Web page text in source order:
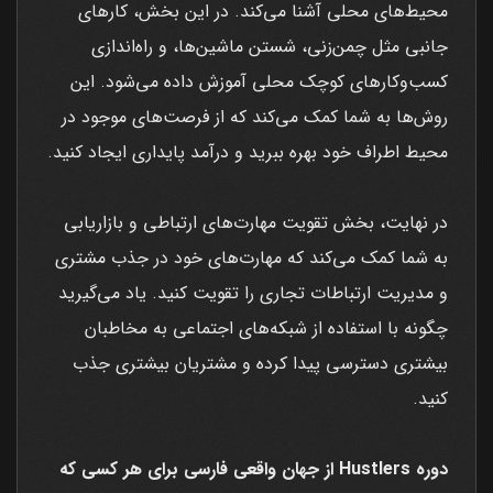
محیط‌های محلی آشنا می‌کند. در این بخش، کارهای
جانبی مثل چمن‌زنی، شستن ماشین‌ها، و راه‌اندازی
کسب‌وکارهای کوچک محلی آموزش داده می‌شود. این
روش‌ها به شما کمک می‌کند که از فرصت‌های موجود در
محیط اطراف خود بهره ببرید و درآمد پایداری ایجاد کنید.
در نهایت، بخش تقویت مهارت‌های ارتباطی و بازاریابی
به شما کمک می‌کند که مهارت‌های خود در جذب مشتری
و مدیریت ارتباطات تجاری را تقویت کنید. یاد می‌گیرید
چگونه با استفاده از شبکه‌های اجتماعی به مخاطبان
بیشتری دسترسی پیدا کرده و مشتریان بیشتری جذب
کنید.
دوره Hustlers از جهان واقعی فارسی برای هر کسی که